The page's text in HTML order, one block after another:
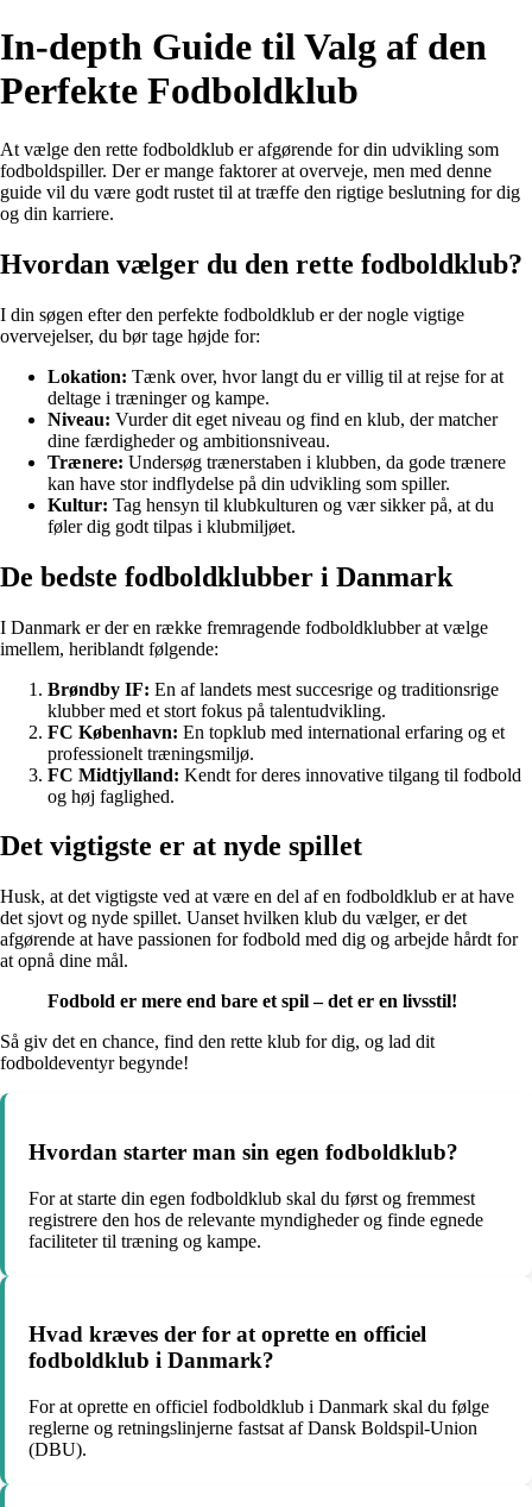
In-depth Guide til Valg af den
Perfekte Fodboldklub
At vælge den rette fodboldklub er afgørende for din udvikling som
fodboldspiller. Der er mange faktorer at overveje, men med denne
guide vil du være godt rustet til at træffe den rigtige beslutning for dig
og din karriere.
Hvordan vælger du den rette fodboldklub?
I din søgen efter den perfekte fodboldklub er der nogle vigtige
overvejelser, du bør tage højde for:
Lokation: Tænk over, hvor langt du er villig til at rejse for at
deltage i træninger og kampe.
Niveau: Vurder dit eget niveau og find en klub, der matcher
dine færdigheder og ambitionsniveau.
Trænere: Undersøg trænerstaben i klubben, da gode trænere
kan have stor indflydelse på din udvikling som spiller.
Kultur: Tag hensyn til klubkulturen og vær sikker på, at du
føler dig godt tilpas i klubmiljøet.
De bedste fodboldklubber i Danmark
I Danmark er der en række fremragende fodboldklubber at vælge
imellem, heriblandt følgende:
Brøndby IF: En af landets mest succesrige og traditionsrige
klubber med et stort fokus på talentudvikling.
FC København: En topklub med international erfaring og et
professionelt træningsmiljø.
FC Midtjylland: Kendt for deres innovative tilgang til fodbold
og høj faglighed.
Det vigtigste er at nyde spillet
Husk, at det vigtigste ved at være en del af en fodboldklub er at have
det sjovt og nyde spillet. Uanset hvilken klub du vælger, er det
afgørende at have passionen for fodbold med dig og arbejde hårdt for
at opnå dine mål.
Fodbold er mere end bare et spil – det er en livsstil!
Så giv det en chance, find den rette klub for dig, og lad dit
fodboldeventyr begynde!
Hvordan starter man sin egen fodboldklub?
For at starte din egen fodboldklub skal du først og fremmest
registrere den hos de relevante myndigheder og finde egnede
faciliteter til træning og kampe.
Hvad kræves der for at oprette en officiel
fodboldklub i Danmark?
For at oprette en officiel fodboldklub i Danmark skal du følge
reglerne og retningslinjerne fastsat af Dansk Boldspil-Union
(DBU).